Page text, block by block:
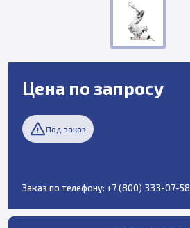
Цена по запросу
Под заказ
Заказ по телефону: +7 (800) 333-07-58